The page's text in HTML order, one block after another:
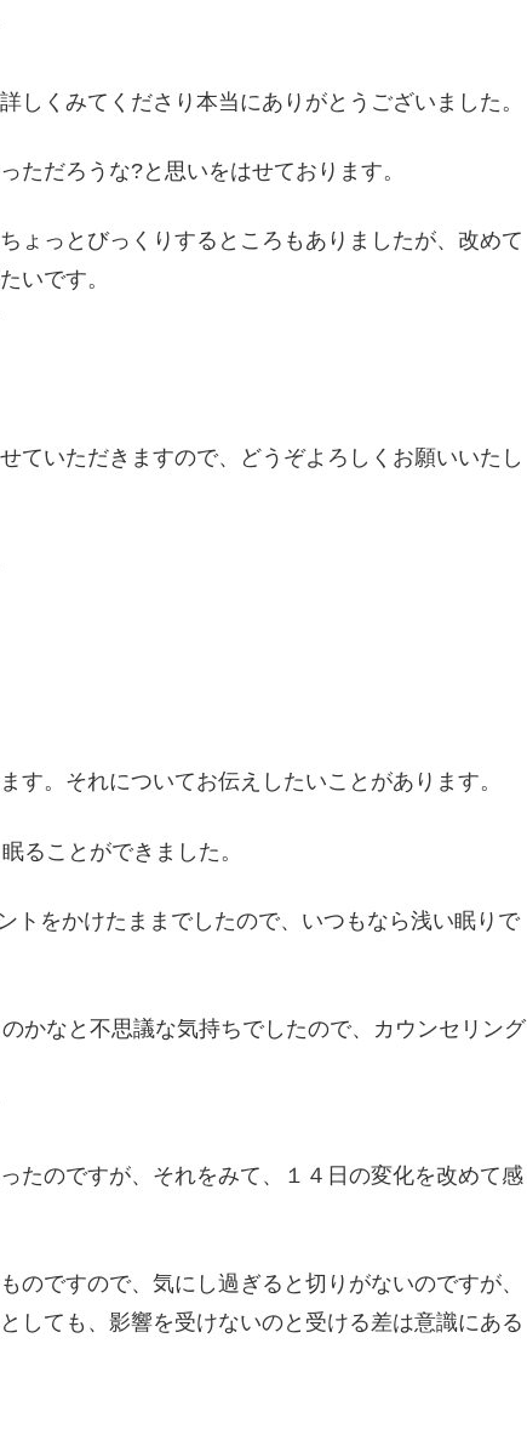
しくみてくださり本当にありがとうございました。
ただろうな?と思いをはせております。
ょっとびっくりするところもありましたが、改めて
いです。
ていただきますので、どうぞよろしくお願いいたし
す。それについてお伝えしたいことがあります。
ることができました。
トをかけたままでしたので、いつもなら浅い眠りで
かなと不思議な気持ちでしたので、カウンセリング
たのですが、それをみて、１４日の変化を改めて感
のですので、気にし過ぎると切りがないのですが、
しても、影響を受けないのと受ける差は意識にある